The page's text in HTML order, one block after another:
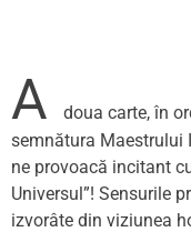
A
doua carte, în
semnătura Maestrului
ne provoacă incitant
Universul”! Sensurile
izvorâte din viziunea